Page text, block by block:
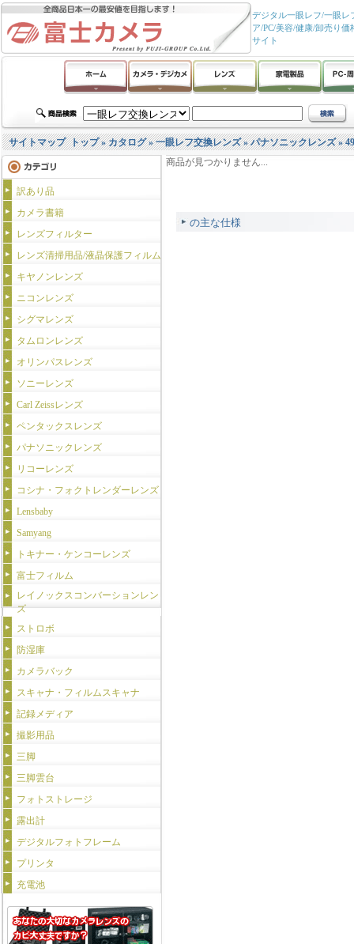
デジタル一眼レフ/一眼レ
ア/PC/美容/健康/卸売り
サイト
サイトマップ トップ»カタログ»一眼レフ交換レンズ»パナソニックレンズ»
訳あり品
カメラ書籍
レンズフィルター
レンズ清掃用品/液晶保護フィルム
キヤノンレンズ
ニコンレンズ
シグマレンズ
タムロンレンズ
オリンパスレンズ
ソニーレンズ
Carl Zeissレンズ
ペンタックスレンズ
パナソニックレンズ
リコーレンズ
コシナ・フォクトレンダーレンズ
Lensbaby
Samyang
トキナー・ケンコーレンズ
富士フィルム
レイノックスコンバーションレン
ズ
ストロボ
防湿庫
カメラバック
スキャナ・フィルムスキャナ
記録メディア
撮影用品
三脚
三脚雲台
フォトストレージ
露出計
デジタルフォトフレーム
プリンタ
充電池
商品が見つかりません...
の主な仕様